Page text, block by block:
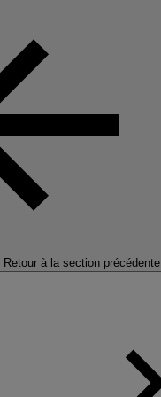
Retour à la section précédente